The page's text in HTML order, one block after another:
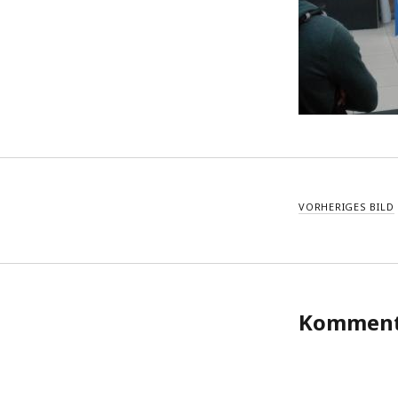
VORHERIGES BILD